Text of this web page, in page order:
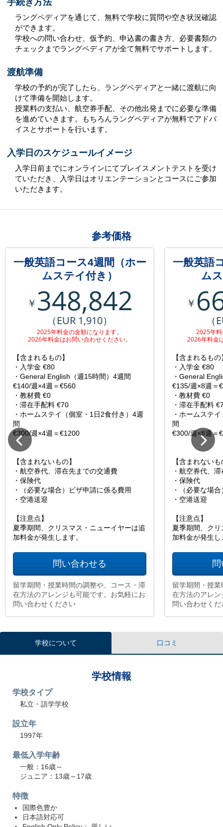
手続き方法
ラングペディアを通じて、無料で学校に質問や空き状況確認
ができます。
学校への問い合わせ、仮予約、申込書の書き方、必要書類の
チェックまでラングペディアが全て無料でサポートします。
渡航準備
学校の予約が完了したら、ラングペディアと一緒に渡航に向
けて準備を開始します。
授業料の支払い、航空券手配、その他出発までに必要な準備
を進めていきます。もちろんラングペディアが無料でアドバ
イスとサポートを行います。
入学日のスケジュールイメージ
入学日前までにオンラインにてプレイスメントテストを受け
ていただき、入学日はオリエンテーションとコースにご参加
いただきます。
参考価格
一般英語コース4週間（ホー
ムステイ付き）
￥ 348,842
（EUR 1,910）
2025年料金の金額になります。
2026年料金はお問い合わせください。
【含まれるもの】
・入学金 €80
・General English（週15時間）4週間
€140/週×4週＝€560
・教材費 €0
・滞在手配料 €70
・ホームステイ（個室・1日2食付き）4週
間
€300/週×4週＝€1200
【含まれないもの】
・航空券代、滞在先までの交通費
・保険代
・（必要な場合）ビザ申請に係る費用
・空港送迎
【注意点】
夏季期間、クリスマス・ニューイヤーは追
加料金が発生します。
問い合わせる
留学期間・授業時間の調整や、コース・滞
在方法のアレンジも可能です。お気軽にお
問い合わせください
一般英語
ム
￥
2025年
2026年料金
【含まれるもの
・入学金 €80
・General
€135/週×8週＝
・教材費 €0
・滞在手配料
・ホームステ
間
€300/週×8週＝
【含まれない
・航空券代、
・保険代
・（必要な場
・空港送迎
【注意点】
夏季期間、ク
加料金が発生し
留学期間・授
在方法のアレ
問い合わせくだ
学校について 口コミ
学校情報
学校タイプ
私立・語学学校
設立年
1997年
最低入学年齢
一般：16歳～
ジュニア：13歳～17歳
特徴
国際色豊か
日本語対応可